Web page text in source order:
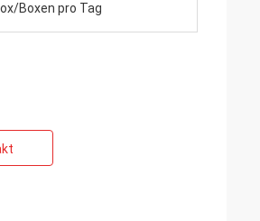
Boxen pro Tag